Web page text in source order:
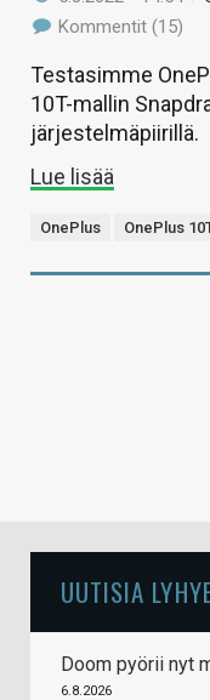
Kommentit (15)
Testasimme
10T-mallin
järjestelmäpiirillä.
Lue lisää
OnePlus OnePlus
UUTISIA
Doom pyörii nyt
6.8.2026